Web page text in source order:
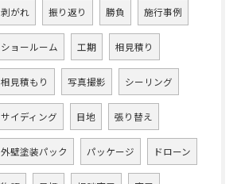
剥がれ 振り返り 勝負 施行事例
ショールーム 工期 相見積り
相見積もり 写真撮影 シーリング
サイディング 目地 張り替え
外壁塗装パック パッケージ ドローン